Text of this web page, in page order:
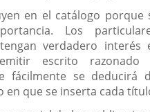
en el catálogo porque
Los
verdadero interés
escrito razonado
fácilmente se deducirá
en que se inserta cada